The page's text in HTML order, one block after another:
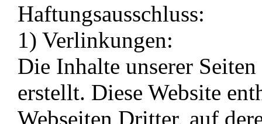
Haftungsausschluss:
1) Verlinkungen:
Die Inhalte unserer
erstellt. Diese Website
Webseiten Dritter, auf